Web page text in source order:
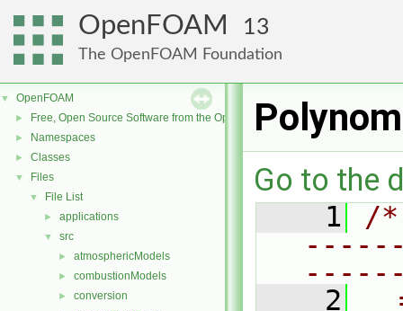
OpenFOAM 13
The OpenFOAM Foundation
▼ OpenFOAM
► Free, Open Source Software from the OpenFOAM Foundation
► Namespaces
► Classes
▼ Files
▼ File List
► applications
▼ src
► atmosphericModels
► combustionModels
► conversion
Go to the
    1
/
    2